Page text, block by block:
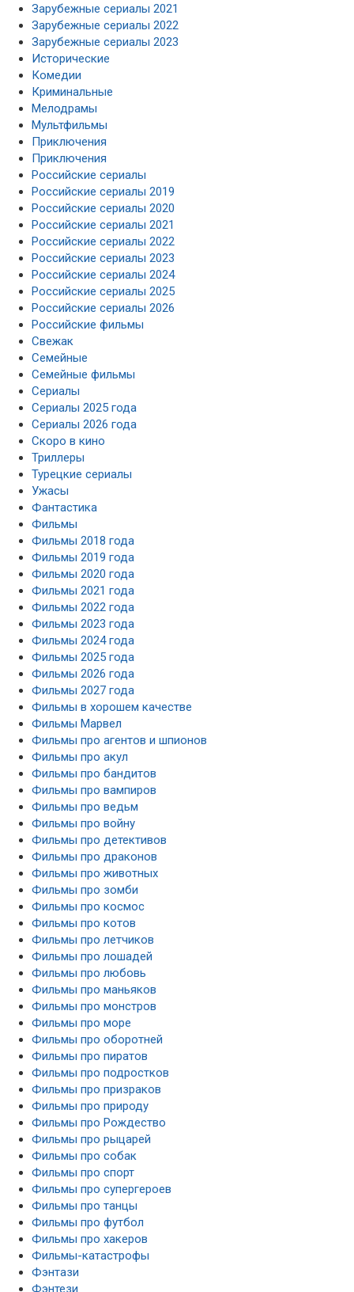
Зарубежные сериалы 2021
Зарубежные сериалы 2022
Зарубежные сериалы 2023
Исторические
Комедии
Криминальные
Мелодрамы
Мультфильмы
Приключения
Приключения
Российские сериалы
Российские сериалы 2019
Российские сериалы 2020
Российские сериалы 2021
Российские сериалы 2022
Российские сериалы 2023
Российские сериалы 2024
Российские сериалы 2025
Российские сериалы 2026
Российские фильмы
Свежак
Семейные
Семейные фильмы
Сериалы
Сериалы 2025 года
Сериалы 2026 года
Скоро в кино
Триллеры
Турецкие сериалы
Ужасы
Фантастика
Фильмы
Фильмы 2018 года
Фильмы 2019 года
Фильмы 2020 года
Фильмы 2021 года
Фильмы 2022 года
Фильмы 2023 года
Фильмы 2024 года
Фильмы 2025 года
Фильмы 2026 года
Фильмы 2027 года
Фильмы в хорошем качестве
Фильмы Марвел
Фильмы про агентов и шпионов
Фильмы про акул
Фильмы про бандитов
Фильмы про вампиров
Фильмы про ведьм
Фильмы про войну
Фильмы про детективов
Фильмы про драконов
Фильмы про животных
Фильмы про зомби
Фильмы про космос
Фильмы про котов
Фильмы про летчиков
Фильмы про лошадей
Фильмы про любовь
Фильмы про маньяков
Фильмы про монстров
Фильмы про море
Фильмы про оборотней
Фильмы про пиратов
Фильмы про подростков
Фильмы про призраков
Фильмы про природу
Фильмы про Рождество
Фильмы про рыцарей
Фильмы про собак
Фильмы про спорт
Фильмы про супергероев
Фильмы про танцы
Фильмы про футбол
Фильмы про хакеров
Фильмы-катастрофы
Фэнтази
Фэнтези